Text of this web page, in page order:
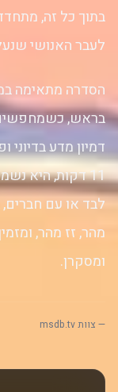
בתוך כל זה,
לעבר האנושי
הסדרה מתאימה
בראש,
דמיון מדע
11 דקות, היא
לבד או עם
מהר, זז מהר,
ומסקרן.
— צוות msdb.tv